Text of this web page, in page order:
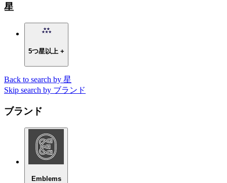
星
5つ星以上 +
Back to search by 星
Skip search by ブランド
ブランド
Emblems